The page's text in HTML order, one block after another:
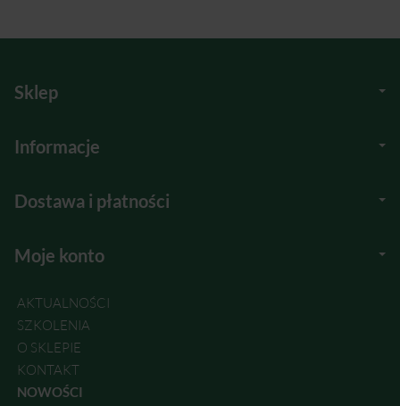
Sklep
Informacje
Dostawa i płatności
Moje konto
AKTUALNOŚCI
SZKOLENIA
O SKLEPIE
KONTAKT
NOWOŚCI